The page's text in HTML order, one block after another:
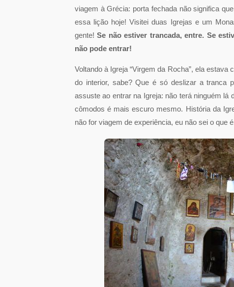
viagem à Grécia: porta fechada não significa
essa lição hoje! Visitei duas Igrejas e um
gente!Se não estiver trancada, entre. Se
não pode entrar!
Voltando à Igreja “Virgem da Rocha”, ela
do interior, sabe? Que é só deslizar a tranca
assuste ao entrar na Igreja: não terá ninguém
cômodos é mais escuro mesmo. História da
não for viagem de experiência, eu não sei o que